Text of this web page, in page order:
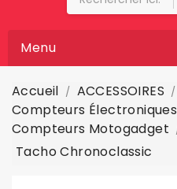
Menu
Accueil ACCESSOIRES
Compteurs Électroniques
Compteurs Motogadget
Tacho Chronoclassic